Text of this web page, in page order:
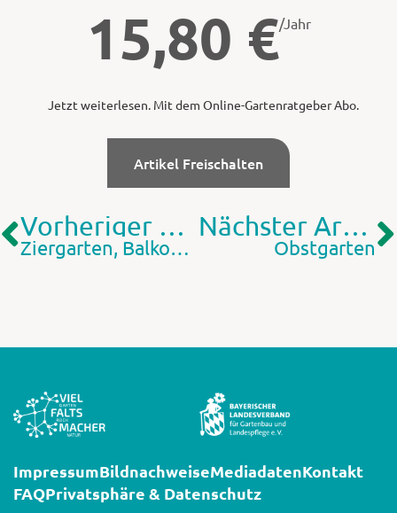
15,80 €/Jahr
Jetzt weiterlesen. Mit dem Online-Gartenratgeber Abo.
Artikel Freischalten
Vorheriger Artikel
Ziergarten, Balkon, Terrasse
Nächster Artikel
Obstgarten
ImpressumBildnachweiseMediadatenKontakt
FAQPrivatsphäre & Datenschutz